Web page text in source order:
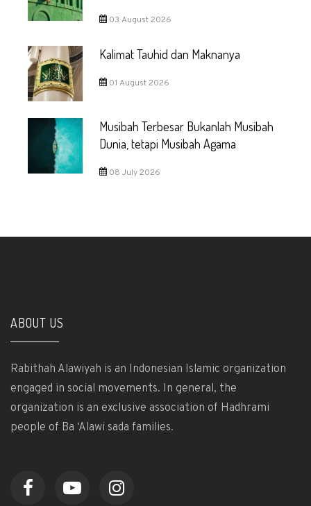
03 August 2026
Kalimat Tauhid dan Maknanya
01 August 2026
Musibah Terbesar Bukanlah Musibah
Dunia, tetapi Musibah Agama
08 July 2026
ABOUT US
Rabithah Alawiyah is an Indonesian Islamic organization
engaged in social movements. In general, the
organization is an exclusive association of Hadhrami
people of Ba ‘Alawi sada families.